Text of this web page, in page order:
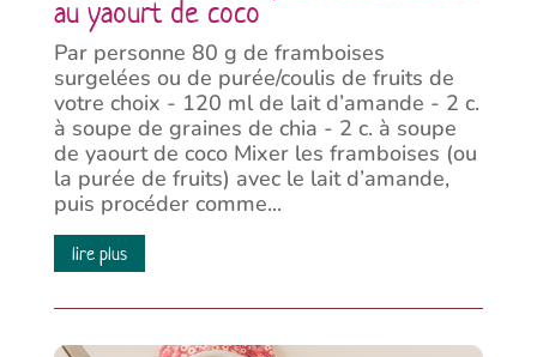
au yaourt de coco
Par personne 80 g de framboises
surgelées ou de purée/coulis de fruits de
votre choix - 120 ml de lait d’amande - 2 c.
à soupe de graines de chia - 2 c. à soupe
de yaourt de coco Mixer les framboises (ou
la purée de fruits) avec le lait d’amande,
puis procéder comme...
lire plus